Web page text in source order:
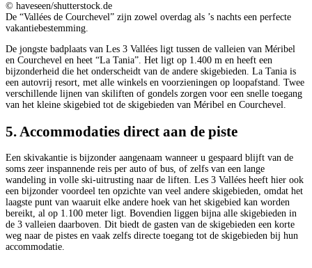
© haveseen/shutterstock.de
De “Vallées de Courchevel” zijn zowel overdag als ’s nachts een perfecte
vakantiebestemming.
De jongste badplaats van Les 3 Vallées ligt tussen de valleien van Méribel
en Courchevel en heet “La Tania”. Het ligt op 1.400 m en heeft een
bijzonderheid die het onderscheidt van de andere skigebieden. La Tania is
een autovrij resort, met alle winkels en voorzieningen op loopafstand. Twee
verschillende lijnen van skiliften of gondels zorgen voor een snelle toegang
van het kleine skigebied tot de skigebieden van Méribel en Courchevel.
5. Accommodaties direct aan de piste
Een skivakantie is bijzonder aangenaam wanneer u gespaard blijft van de
soms zeer inspannende reis per auto of bus, of zelfs van een lange
wandeling in volle ski-uitrusting naar de liften. Les 3 Vallées heeft hier ook
een bijzonder voordeel ten opzichte van veel andere skigebieden, omdat het
laagste punt van waaruit elke andere hoek van het skigebied kan worden
bereikt, al op 1.100 meter ligt. Bovendien liggen bijna alle skigebieden in
de 3 valleien daarboven. Dit biedt de gasten van de skigebieden een korte
weg naar de pistes en vaak zelfs directe toegang tot de skigebieden bij hun
accommodatie.